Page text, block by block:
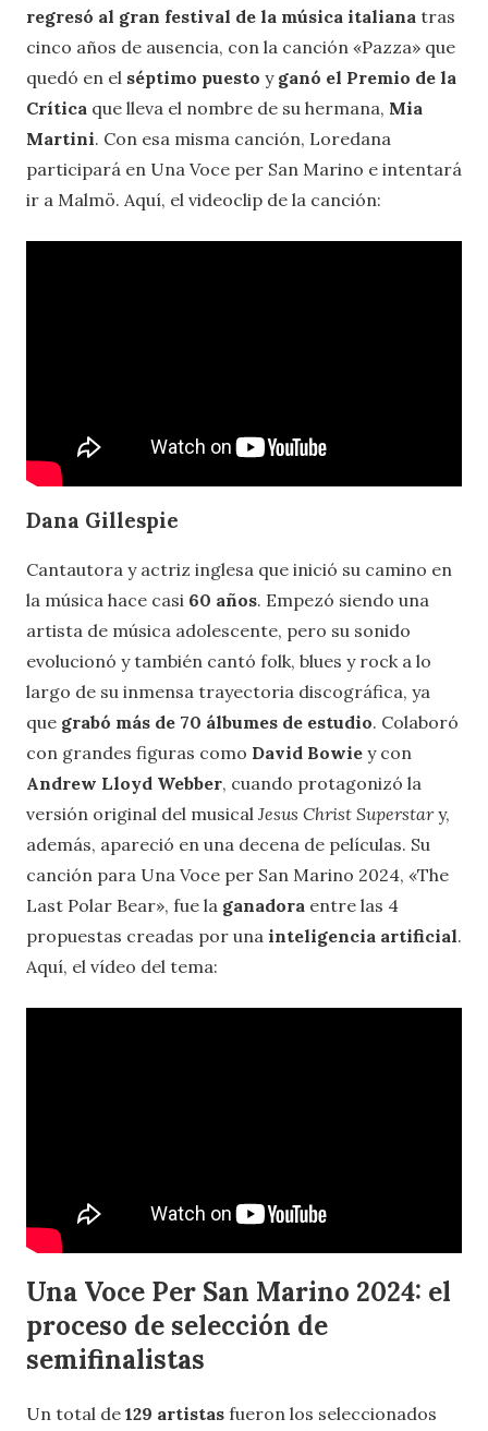
regresó al gran festival de la música italiana tras
cinco años de ausencia, con la canción «Pazza» que
quedó en el séptimo puesto y ganó el Premio de la
Crítica que lleva el nombre de su hermana, Mia
Martini. Con esa misma canción, Loredana
participará en Una Voce per San Marino e intentará
ir a Malmö. Aquí, el videoclip de la canción:
Dana Gillespie
Cantautora y actriz inglesa que inició su camino en
la música hace casi 60 años. Empezó siendo una
artista de música adolescente, pero su sonido
evolucionó y también cantó folk, blues y rock a lo
largo de su inmensa trayectoria discográfica, ya
que grabó más de 70 álbumes de estudio. Colaboró
con grandes figuras como David Bowie y con
Andrew Lloyd Webber, cuando protagonizó la
versión original del musical Jesus Christ Superstary,
además, apareció en una decena de películas. Su
canción para Una Voce per San Marino 2024, «The
Last Polar Bear», fue la ganadora entre las 4
propuestas creadas por una inteligencia artificial.
Aquí, el vídeo del tema:
Una Voce Per San Marino 2024: el
proceso de selección de
semifinalistas
Un total de 129 artistas fueron los seleccionados